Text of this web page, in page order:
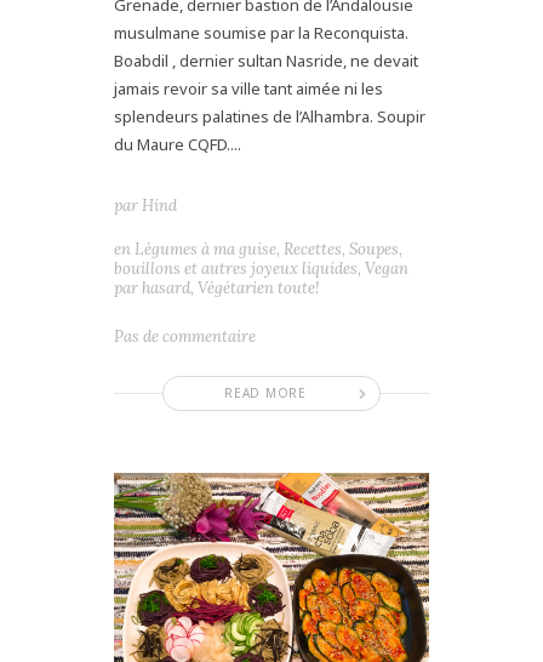
Grenade, dernier bastion de l’Andalousie
musulmane soumise par la Reconquista.
Boabdil , dernier sultan Nasride, ne devait
jamais revoir sa ville tant aimée ni les
splendeurs palatines de l’Alhambra. Soupir
du Maure CQFD....
READ MORE
par Hind
en Légumes à ma guise, Recettes, Soupes,
bouillons et autres joyeux liquides, Vegan
par hasard, Végétarien toute!
Pas de commentaire